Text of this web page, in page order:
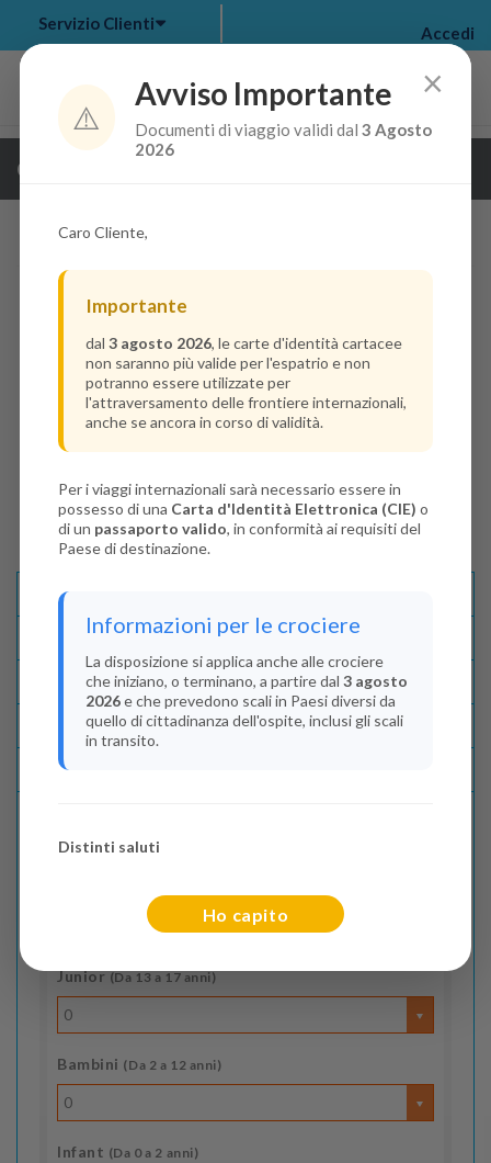
my bookings >
Servizio Clienti Accedi
Guarda i dettagli della crociera
Disponibilità
Condizioni
Recensioni
Indica il numero dei passeggeri
Junior(Da 13 a 17 anni)
0
Bambini (Da 2 a 12 anni)
0
Infant (Da 0 a 2 anni)
×
⚠️
Avviso Importante
Documenti di viaggio validi dal3 Agosto
2026
Caro Cliente,
Importante
dal 3 agosto 2026, le carte d'identità cartacee
non saranno più valide per l'espatrio e non
potranno essere utilizzate per
l'attraversamento delle frontiere internazionali,
anche se ancora in corso di validità.
Per i viaggi internazionali sarà necessario essere in
possesso di una Carta d'Identità Elettronica (CIE) o
di un passaporto valido, in conformità ai requisiti del
Paese di destinazione.
Informazioni per le crociere
La disposizione si applica anche alle crociere
che iniziano, o terminano, a partire dal 3 agosto
2026e che prevedono scali in Paesi diversi da
quello di cittadinanza dell'ospite, inclusi gli scali
in transito.
Distinti saluti
Ho capito